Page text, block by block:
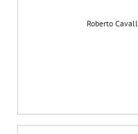
Roberto